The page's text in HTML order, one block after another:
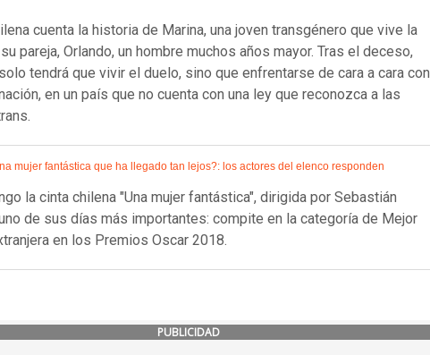
cuenta la historia de Marina, una joven transgénero que vive la
pareja, Orlando, un hombre muchos años mayor. Tras el deceso,
tendrá que vivir el duelo, sino que enfrentarse de cara a cara con
en un país que no cuenta con una ley que reconozca a las
mujer fantástica que ha llegado tan lejos?: los actores del elenco responden
la cinta chilena "Una mujer fantástica", dirigida por Sebastián
de sus días más importantes: compite en la categoría de Mejor
en los Premios Oscar 2018.
PUBLICIDAD